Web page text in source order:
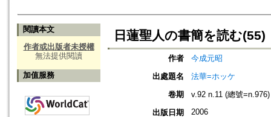
閱讀本文
作者或出版者未授權
無法提供閱讀
加值服務
日蓮聖人の書簡を読む(55)
作者
今成元昭
出處題名
法華=ホッケ
卷期
v.92 n.11 (總號=n.976)
出版日期
2006